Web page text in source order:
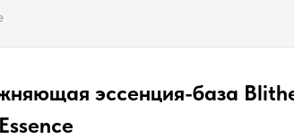
эссенция-база